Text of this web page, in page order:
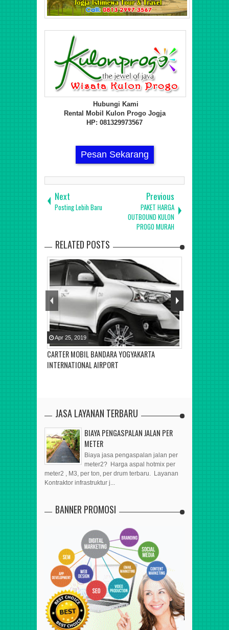
Hubungi Kami
Rental Mobil Kulon Progo Jogja
HP: 081329973567
Pesan Sekarang
Next
Posting Lebih Baru
Previous
PAKET HARGA
OUTBOUND KULON
PROGO MURAH
RELATED POSTS
CARTER MOBIL BANDARA YOGYAKARTA
INTERNATIONAL AIRPORT
Apr 25 2019
JASA LAYANAN TERBARU
BIAYA PENGASPALAN JALAN PER
METER
Biaya jasa pengaspalan jalan per
meter2? Harga aspal hotmix per
meter2 , M3, per ton, per drum terbaru. Layanan
Kontraktor infrastruktur j...
BANNER PROMOSI